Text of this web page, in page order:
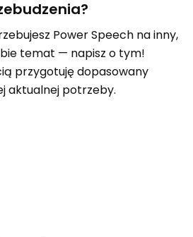
Power Speech na inny,
temat — napisz o tym!
przygotuję dopasowany
aktualnej potrzeby.